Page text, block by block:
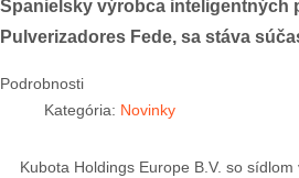
Španielsky výrobca inteligentných
Pulverizadores Fede, sa stáva
Podrobnosti
Kategória: Novinky
Kubota Holdings Europe B.V. so sídlom